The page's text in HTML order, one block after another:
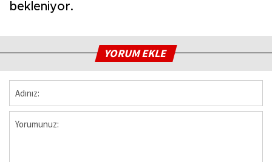
bekleniyor.
YORUM EKLE